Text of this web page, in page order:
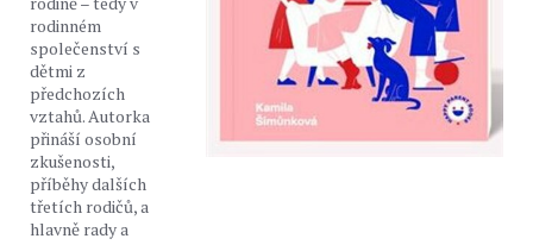
rodinném
společenství s
dětmi z
předchozích
vztahů. Autorka
přináší osobní
zkušenosti,
příběhy dalších
třetích rodičů, a
hlavně rady a